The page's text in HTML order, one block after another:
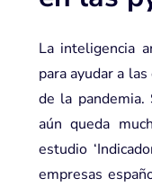
La inteligencia
para ayudar a
de la pandemia.
aún queda
estudio ‘
empresas